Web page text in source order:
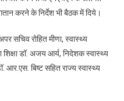
करने के निर्देश भी बैठक में दिये।
सचिव रोहित मीणा, स्वास्थ्य
शिक्षा डॉ. अजय आर्य, निदेशक स्वास्थ्य
आर.एस. बिष्ट सहित राज्य स्वास्थ्य